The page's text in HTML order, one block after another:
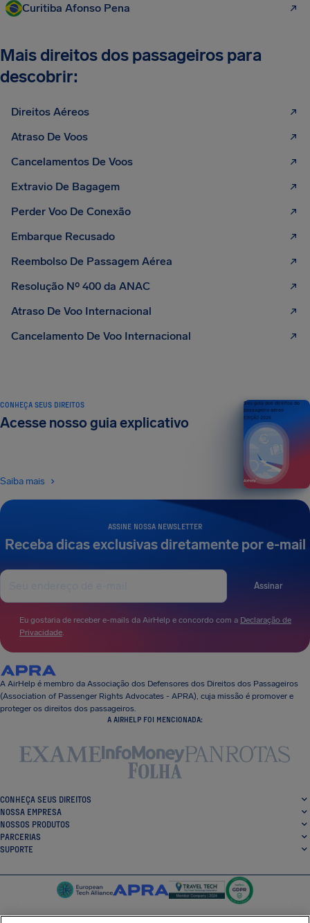
Curitiba Afonso Pena
Mais direitos dos passageiros para
descobrir:
Direitos Aéreos
Atraso De Voos
Cancelamentos De Voos
Extravio De Bagagem
Perder Voo De Conexão
Embarque Recusado
Reembolso De Passagem Aérea
Resolução Nº 400 da ANAC
Atraso De Voo Internacional
Cancelamento De Voo Internacional
ASSINE NOSSA NEWSLETTER
Receba dicas exclusivas diretamente por e-mail
Assinar
Eu gostaria de receber e-mails da AirHelp e concordo com a Declaração de
Privacidade.
CONHEÇA SEUS DIREITOS
Acesse nosso guia explicativo
Saiba mais
Seu guia dos direitos do
passageiro aéreo
EDIÇÃO 2026
A AirHelp é membro da Associação dos Defensores dos Direitos dos Passageiros
(Association of Passenger Rights Advocates - APRA), cuja missão é promover e
proteger os direitos dos passageiros.
A AIRHELP FOI MENCIONADA:
CONHEÇA SEUS DIREITOS
NOSSA EMPRESA
NOSSOS PRODUTOS
PARCERIAS
SUPORTE